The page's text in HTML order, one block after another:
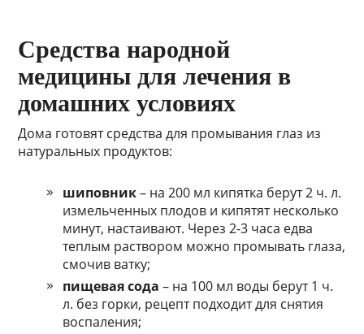
Средства народной
медицины для лечения в
домашних условиях
Дома готовят средства для промывания глаз из
натуральных продуктов:
шиповник– на 200 мл кипятка берут 2 ч. л.
измельченных плодов и кипятят несколько
минут, настаивают. Через 2-3 часа едва
теплым раствором можно промывать глаза,
смочив ватку;
пищевая сода – на 100 мл воды берут 1 ч.
л. без горки, рецепт подходит для снятия
воспаления;